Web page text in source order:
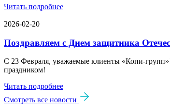
Читать подробнее
2026-02-20
Поздравляем с Днем защитника
С 23 Февраля, уважаемые клиенты
праздником!
Читать подробнее
Смотреть все новости